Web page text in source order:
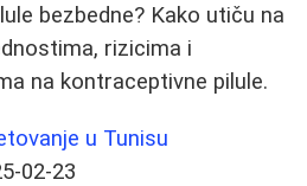
bezbedne? Kako utiču na
rizicima i
na kontraceptivne pilule.
u Tunisu
02-23